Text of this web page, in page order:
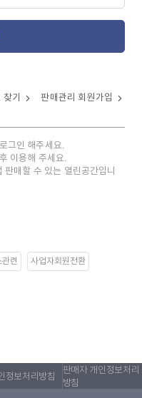
기 판매관리 회원가입
그인 해주세요.
이용해 주세요.
매할 수 있는 열린공간입니
련 사업자회원전환
정보처리방침
판매자 개인정보처리
방침